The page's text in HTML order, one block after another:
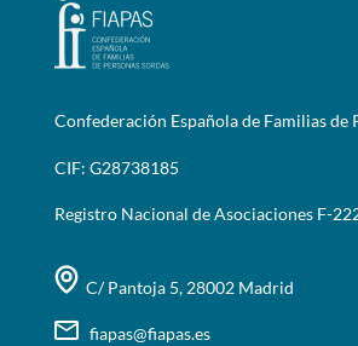
Confederación Española de Familias de
CIF: G28738185
Registro Nacional de Asociaciones F-
C/ Pantoja 5, 28002 Madrid
fiapas@fiapas.es